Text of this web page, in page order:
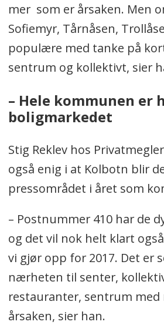
mer som er årsaken. Men
Sofiemyr, Tårnåsen,
populære med tanke på
sentrum og kollektivt, sier
– Hele kommunen er
boligmarkedet
Stig Reklev hos
også enig i at Kolbotn blir
pressområdet i året som
– Postnummer 410 har de
og det vil nok helt klart
vi gjør opp for 2017. Det er
nærheten til senter,
restauranter, sentrum med
årsaken, sier han.